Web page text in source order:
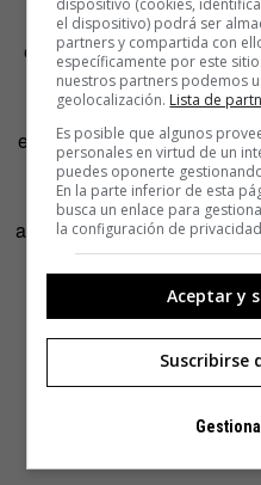
¿Habéis visto a alguien
estresado por tareas
app móvil del servicio
plataforma que
establecer relaciones de
Algo así como “si
Facebook, envíala a mi
acciones y servicios. Yo ya
échame un café con hielo
dispositivo (cookies,
el dispositivo) podrá ser
partners y compartida con
específicamente por este
nuestros partners podemos
geolocalización. Lista de
Es posible que algunos
personales en virtud de un
puedes oponerte
En la parte inferior de esta
busca un enlace para
la configuración de
Aceptar y
Suscribirse